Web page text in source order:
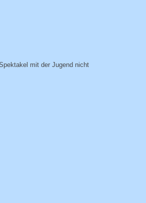
mit der Jugend nicht